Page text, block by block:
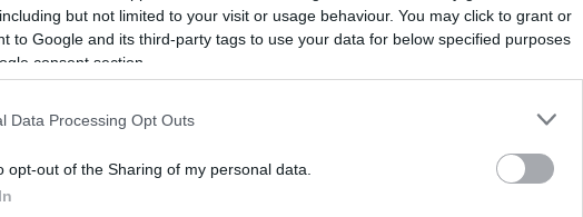
but not limited to your visit or usage behaviour. You may click to grant or
to Google and its third-party tags to use your data for below specified purposes
consent section.
Data Processing Opt Outs
opt-out of the Sharing of my personal data.
χρήση των stablecoins, εξετάζοντας τον ρόλο τους στο
που ανακύπτουν για τη χρηματοπιστωτική
έχει σειρά επαφών με Ευρωπαίους αξιωματούχους και